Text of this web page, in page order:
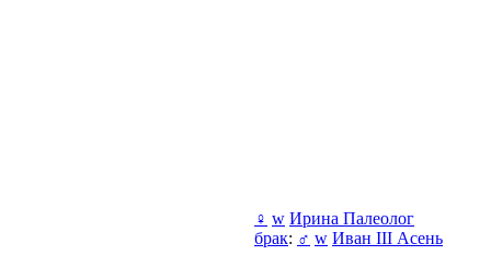
♀ w Ирина Палеолог
брак: ♂ w Иван III Асень